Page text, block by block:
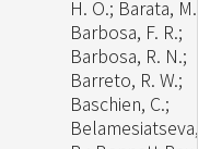
H. O.; Barata, M.;
Barbosa, F. R.;
Barbosa, R. N.;
Barreto, R. W.;
Baschien, C.;
Belamesiatseva,